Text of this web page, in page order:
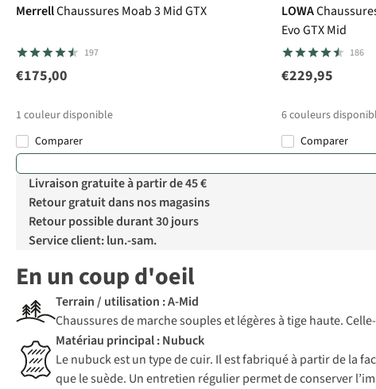
MerrellChaussures Moab 3 Mid GTX
197
€175,00
1 couleur disponible
Comparer
LOWA
Evo GTX Mid
186
€229,95
6couleurs
Comparer
Livraison gratuite à partir de 45 €
Retour gratuit dans nos magasins
Retour possible durant 30 jours
Service client: lun.-sam.
En un coup d'oeil
Terrain / utilisation : A-Mid
Chaussures de marche souples et légères à tige haute.
Matériau principal : Nubuck
Le nubuck est un type de cuir. Il est fabriqué à partir de la
que le suède. Un entretien régulier permet de conserver